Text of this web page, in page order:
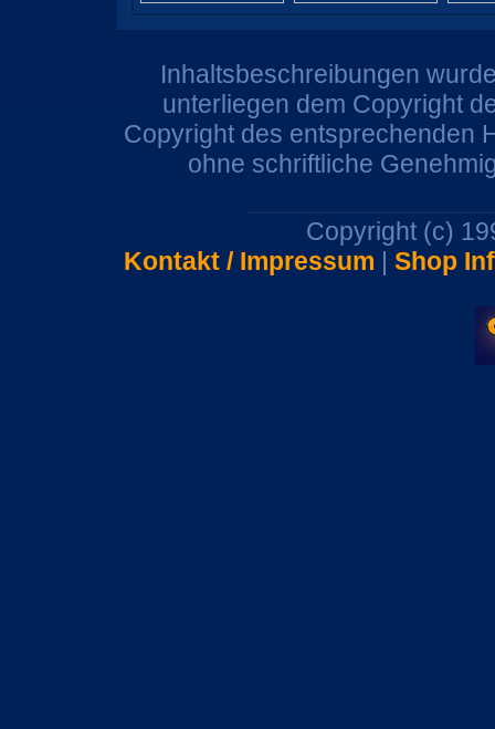
Inhaltsbeschreibungen
unterliegen dem Copyright
Copyright des entsprechenden
ohne schriftliche
Copyright (c)
Kontakt / Impressum | Shop